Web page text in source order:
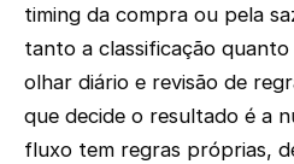
timing da compra ou pela
tanto a classificação
olhar diário e revisão de
que decide o resultado é a
fluxo tem regras próprias,